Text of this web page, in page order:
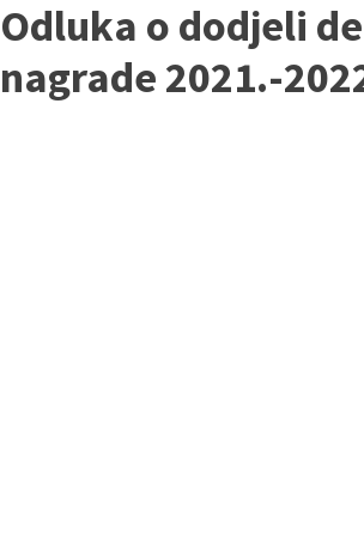
Odluka o dodjeli
nagrade 2021.-